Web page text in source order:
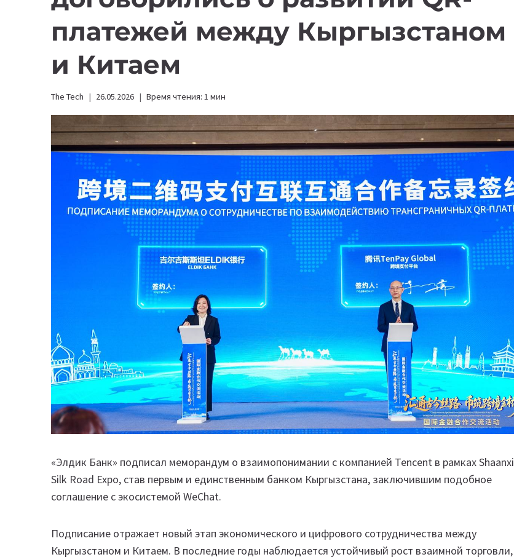
платежей между Кыргызстаном
и Китаем
The Tech 26.05.2026 Время чтения: 1 мин
«Элдик Банк» подписал меморандум о взаимопонимании с компанией Tencent в рамках Shaanxi
Silk Road Expo, став первым и единственным банком Кыргызстана, заключившим подобное
соглашение с экосистемой WeChat.
Подписание отражает новый этап экономического и цифрового сотрудничества между
Кыргызстаном и Китаем. В последние годы наблюдается устойчивый рост взаимной торговли,